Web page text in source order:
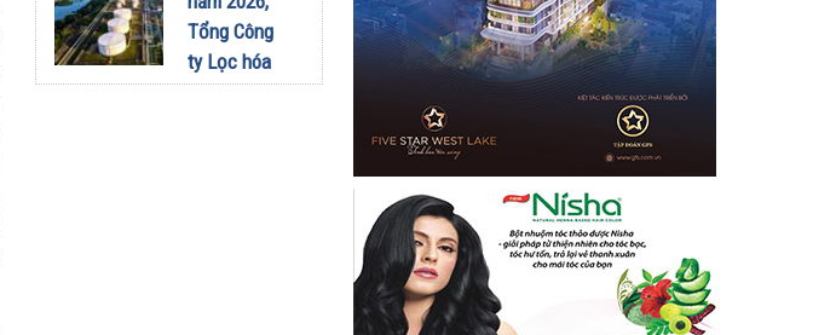
Green: Tôi
đã hiểu vì
sao xe điện
Tổng Công
ty Lọc hóa
dầu Việt